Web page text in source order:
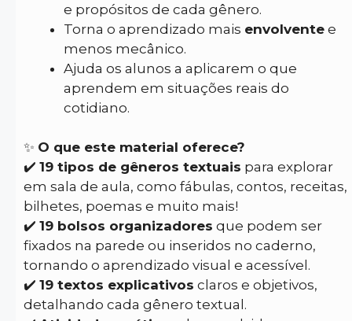
e propósitos de cada gênero.
Torna o aprendizado mais envolvente e
menos mecânico.
Ajuda os alunos a aplicarem o que
aprendem em situações reais do
cotidiano.
✨ O que este material oferece?
✔️ 19 tipos de gêneros textuais para explorar
em sala de aula, como fábulas, contos, receitas,
bilhetes, poemas e muito mais!
✔️ 19 bolsos organizadores que podem ser
fixados na parede ou inseridos no caderno,
tornando o aprendizado visual e acessível.
✔️ 19 textos explicativos claros e objetivos,
detalhando cada gênero textual.